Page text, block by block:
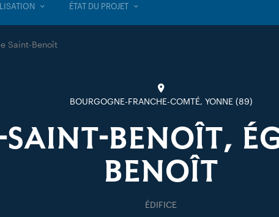
ÉTAT DU PROJET
Saint-Benoît
BOURGOGNE-FRANCHE-COMTÉ, YONNE (89)
BENOÎT,
BENOÎT
ÉDIFICE